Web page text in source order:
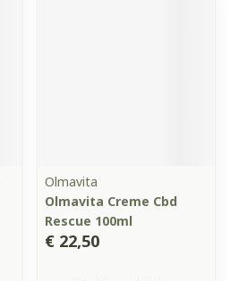
Olmavita
Olmavita Creme Cbd
Rescue 100ml
€ 22,50